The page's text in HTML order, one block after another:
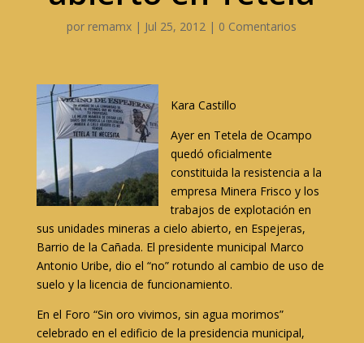
por remamx | Jul 25, 2012 | 0 Comentarios
Kara Castillo
Ayer en Tetela de Ocampo
quedó oficialmente
constituida la resistencia a la
empresa Minera Frisco y los
trabajos de explotación en
sus unidades mineras a cielo abierto, en Espejeras,
Barrio de la Cañada. El presidente municipal Marco
Antonio Uribe, dio el “no” rotundo al cambio de uso de
suelo y la licencia de funcionamiento.
En el Foro “Sin oro vivimos, sin agua morimos”
celebrado en el edificio de la presidencia municipal,